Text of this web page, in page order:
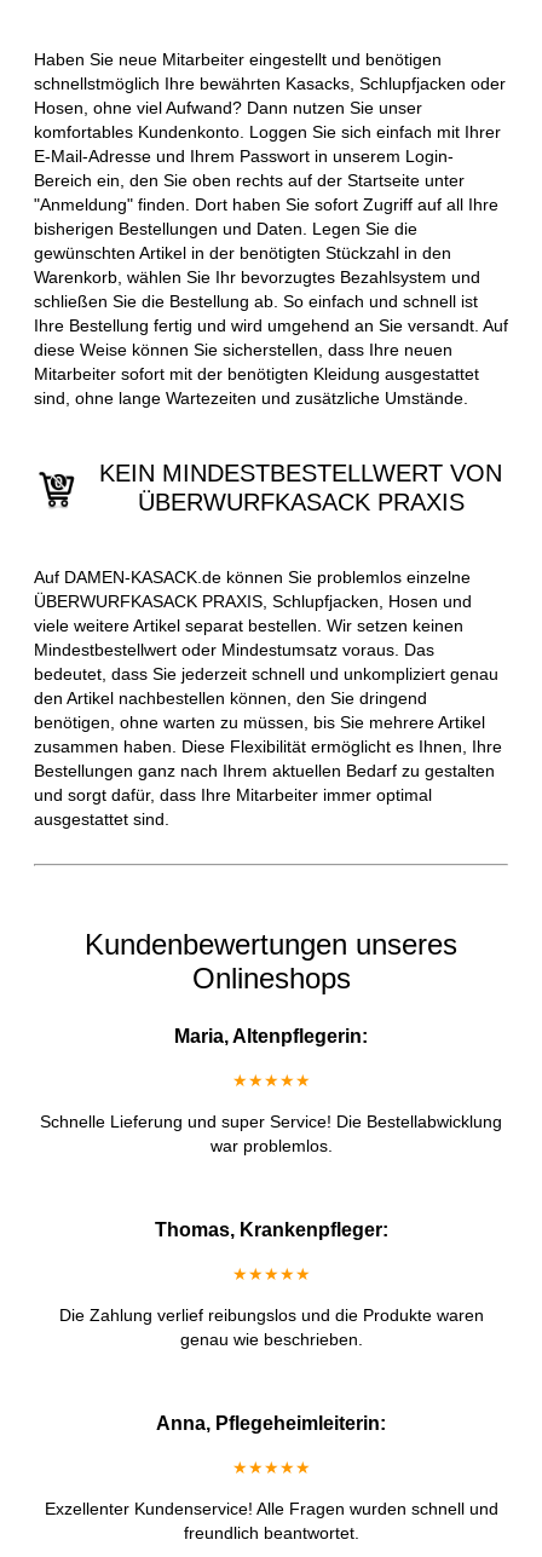
Haben Sie neue Mitarbeiter eingestellt und benötigen
schnellstmöglich Ihre bewährten Kasacks, Schlupfjacken oder
Hosen, ohne viel Aufwand? Dann nutzen Sie unser
komfortables Kundenkonto. Loggen Sie sich einfach mit Ihrer
E-Mail-Adresse und Ihrem Passwort in unserem Login-
Bereich ein, den Sie oben rechts auf der Startseite unter
"Anmeldung" finden. Dort haben Sie sofort Zugriff auf all Ihre
bisherigen Bestellungen und Daten. Legen Sie die
gewünschten Artikel in der benötigten Stückzahl in den
Warenkorb, wählen Sie Ihr bevorzugtes Bezahlsystem und
schließen Sie die Bestellung ab. So einfach und schnell ist
Ihre Bestellung fertig und wird umgehend an Sie versandt. Auf
diese Weise können Sie sicherstellen, dass Ihre neuen
Mitarbeiter sofort mit der benötigten Kleidung ausgestattet
sind, ohne lange Wartezeiten und zusätzliche Umstände.
KEIN MINDESTBESTELLWERT VON
ÜBERWURFKASACK PRAXIS
Auf DAMEN-KASACK.de können Sie problemlos einzelne
ÜBERWURFKASACK PRAXIS, Schlupfjacken, Hosen und
viele weitere Artikel separat bestellen. Wir setzen keinen
Mindestbestellwert oder Mindestumsatz voraus. Das
bedeutet, dass Sie jederzeit schnell und unkompliziert genau
den Artikel nachbestellen können, den Sie dringend
benötigen, ohne warten zu müssen, bis Sie mehrere Artikel
zusammen haben. Diese Flexibilität ermöglicht es Ihnen, Ihre
Bestellungen ganz nach Ihrem aktuellen Bedarf zu gestalten
und sorgt dafür, dass Ihre Mitarbeiter immer optimal
ausgestattet sind.
Kundenbewertungen unseres
Onlineshops
Maria, Altenpflegerin:
★★★★★
Schnelle Lieferung und super Service! Die Bestellabwicklung
war problemlos.
Thomas, Krankenpfleger:
★★★★★
Die Zahlung verlief reibungslos und die Produkte waren
genau wie beschrieben.
Anna, Pflegeheimleiterin:
★★★★★
Exzellenter Kundenservice! Alle Fragen wurden schnell und
freundlich beantwortet.